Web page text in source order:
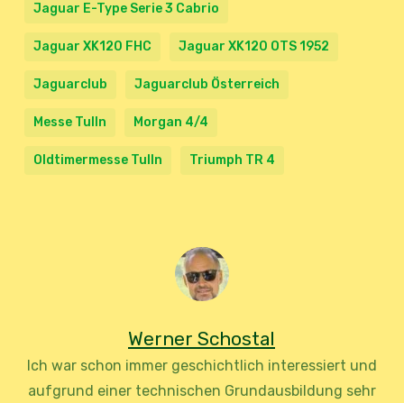
Jaguar E-Type Serie 3 Cabrio
Jaguar XK120 FHC Jaguar XK120 OTS 1952
Jaguarclub Jaguarclub Österreich
Messe Tulln Morgan 4/4
Oldtimermesse Tulln Triumph TR 4
Werner Schostal
Ich war schon immer geschichtlich interessiert und
aufgrund einer technischen Grundausbildung sehr